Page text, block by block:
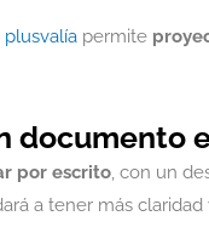
permite
documento
por escrito, con un
a tener más